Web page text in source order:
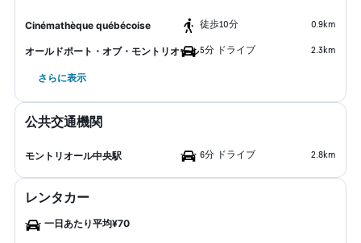
Cinémathèque québécoise ​徒歩10分 0.9km
オールドポート・オブ・モントリオール5分 ドライブ 2.3km
さらに表示
公共交通機関
モントリオール中央駅 6分 ドライブ 2.8km
レンタカー
一日あたり平均¥70